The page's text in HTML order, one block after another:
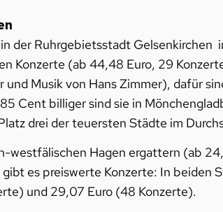
der Ruhrgebietsstadt Gelsenkirchen
Konzerte (ab 44,48 Euro, 29
Musik von Hans Zimmer), dafür
Cent billiger sind sie in
drei der teuersten Städte im
westfälischen Hagen ergattern (ab
es preiswerte Konzerte: In beiden
und 29,07 Euro (48 Konzerte).